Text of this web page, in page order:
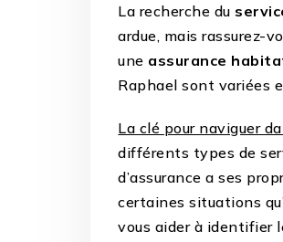
La recherche du
ardue, mais rassurez-
une assurance
Raphael sont variées
La clé pour naviguer
différents types de
d’assurance a ses
certaines situations
vous aider à identifier